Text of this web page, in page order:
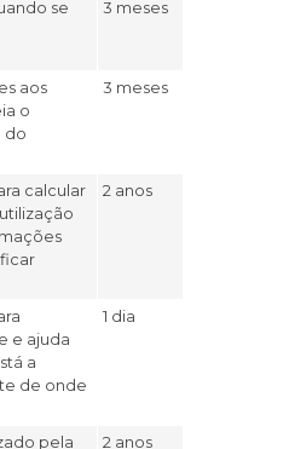
se
3 meses
aos
o
do
3 meses
calcular
2 anos
e ajuda
a
de onde
1 dia
pela
2 anos